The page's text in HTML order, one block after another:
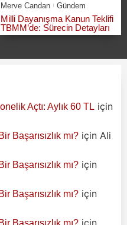
Merve Candan Gündem
Milli Dayanışma Kanun Teklifi
TBMM’de: Sürecin Detayları
Açtı: Aylık 60 TL için
Başarısızlık mı? için Ali
Başarısızlık mı? için
Başarısızlık mı? için
Başarısızlık mı? için